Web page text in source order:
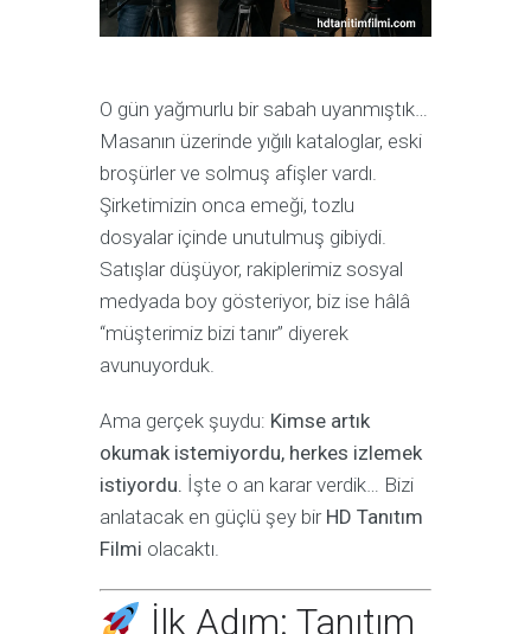
O gün yağmurlu bir sabah uyanmıştık…
Masanın üzerinde yığılı kataloglar, eski
broşürler ve solmuş afişler vardı.
Şirketimizin onca emeği, tozlu
dosyalar içinde unutulmuş gibiydi.
Satışlar düşüyor, rakiplerimiz sosyal
medyada boy gösteriyor, biz ise hâlâ
“müşterimiz bizi tanır” diyerek
avunuyorduk.
Ama gerçek şuydu: Kimse artık
okumak istemiyordu, herkes izlemek
istiyordu. İşte o an karar verdik… Bizi
anlatacak en güçlü şey bir HD Tanıtım
Filmi olacaktı.
İlk Adım: Tanıtım